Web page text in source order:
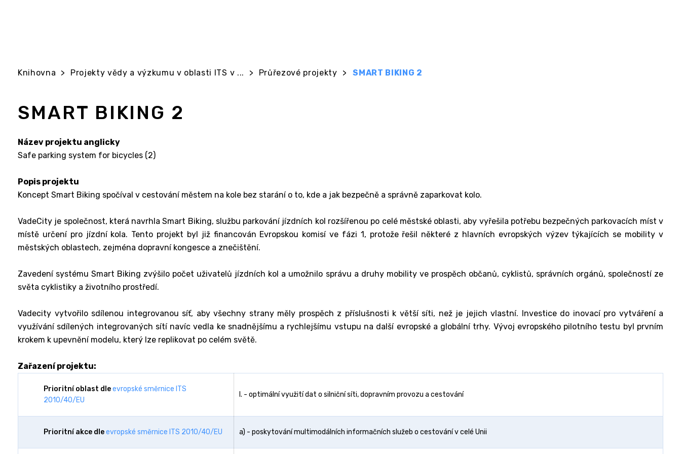
Knihovna > Projekty vědy a výzkumu v oblasti ITS v ... > Průřezové projekty > SMART BIKING 2
SMART BIKING 2
Název projektu anglicky
Safe parking system for bicycles (2)
Popis projektu
Koncept Smart Biking spočíval v cestování městem na kole bez starání o to, kde a jak bezpečně a správně zaparkovat kolo.
VadeCity je společnost, která navrhla Smart Biking, službu parkování jízdních kol rozšířenou po celé městské oblasti, aby vyřešila potřebu bezpečných parkovacích míst v
místě určení pro jízdní kola. Tento projekt byl již financován Evropskou komisí ve fázi 1, protože řešil některé z hlavních evropských výzev týkajících se mobility v
městských oblastech, zejména dopravní kongesce a znečištění.
Zavedení systému Smart Biking zvýšilo počet uživatelů jízdních kol a umožnilo správu a druhy mobility ve prospěch občanů, cyklistů, správních orgánů, společností ze
světa cyklistiky a životního prostředí.
Vadecity vytvořilo sdílenou integrovanou síť, aby všechny strany měly prospěch z příslušnosti k větší síti, než je jejich vlastní. Investice do inovací pro vytváření a
využívání sdílených integrovaných sítí navíc vedla ke snadnějšímu a rychlejšímu vstupu na další evropské a globální trhy. Vývoj evropského pilotního testu byl prvním
krokem k upevnění modelu, který lze replikovat po celém světě.
Zařazení projektu:
Prioritní oblast dleevropské směrnice ITS
2010/40/EU
I. - optimální využití dat o silniční síti, dopravním provozu a cestování
Prioritní akce dleevropské směrnice ITS 2010/40/EU a) - poskytování multimodálních informačních služeb o cestování v celé Unii